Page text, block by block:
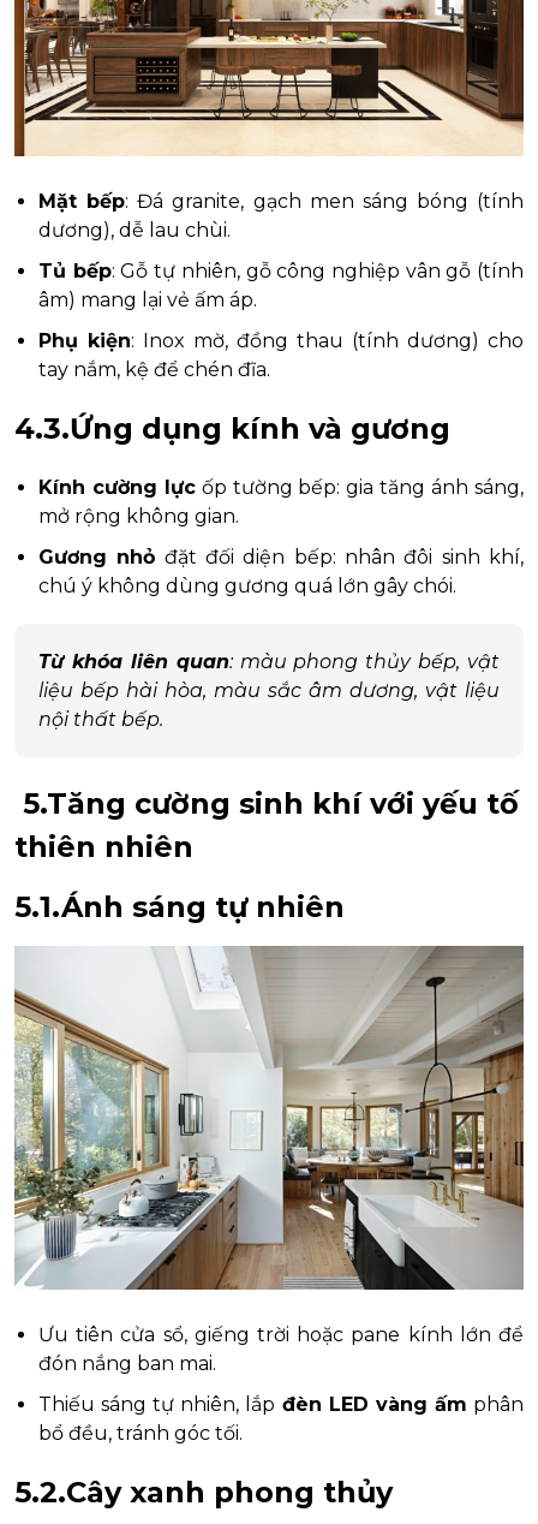
Mặt bếp: Đá granite, gạch men sáng bóng (tính
dương), dễ lau chùi.
Tủ bếp: Gỗ tự nhiên, gỗ công nghiệp vân gỗ (tính
âm) mang lại vẻ ấm áp.
Phụ kiện: Inox mờ, đồng thau (tính dương) cho
tay nắm, kệ để chén đĩa.
4.3.Ứng dụng kính và gương
Kính cường lựcốp tường bếp: gia tăng ánh sáng,
mở rộng không gian.
Gương nhỏ đặt đối diện bếp: nhân đôi sinh khí,
chú ý không dùng gương quá lớn gây chói.
Từ khóa liên quan: màu phong thủy bếp, vật
liệu bếp hài hòa, màu sắc âm dương, vật liệu
nội thất bếp.
5.Tăng cường sinh khí với yếu tố
thiên nhiên
5.1.Ánh sáng tự nhiên
Ưu tiên cửa sổ, giếng trời hoặc pane kính lớn để
đón nắng ban mai.
Thiếu sáng tự nhiên, lắp đèn LED vàng ấm phân
bổ đều, tránh góc tối.
5.2.Cây xanh phong thủy